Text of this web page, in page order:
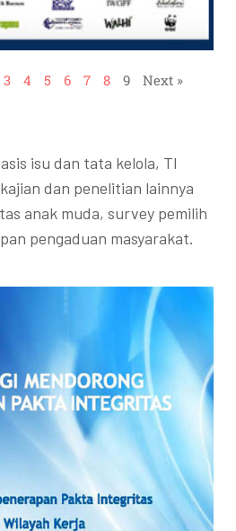
3 4 5 6 7 8 9 Next »
isu dan tata kelola, TI
dan penelitian lainnya
anak muda, survey pemilih
pengaduan masyarakat.